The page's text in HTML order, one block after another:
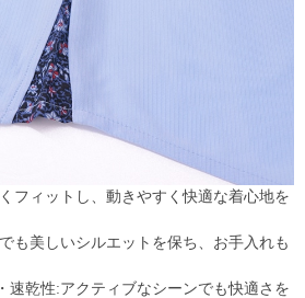
フィットし、動きやすく快適な着心地を
も美しいシルエットを保ち、お手入れも
速乾性:アクティブなシーンでも快適さを